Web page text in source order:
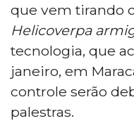
que vem tirando
Helicoverpa
tecnologia, que
janeiro, em
controle serão
palestras.